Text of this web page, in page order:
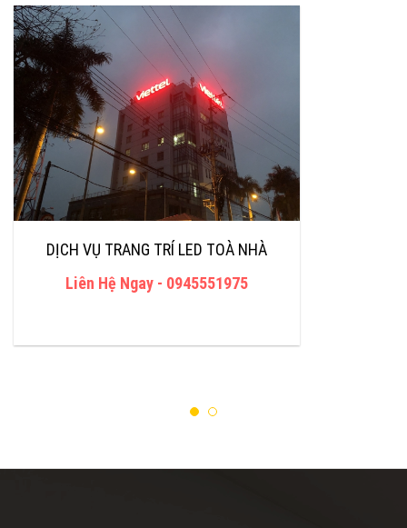
DỊCH VỤ TRANG TRÍ LED TOÀ NHÀ
Liên Hệ Ngay
0945551975